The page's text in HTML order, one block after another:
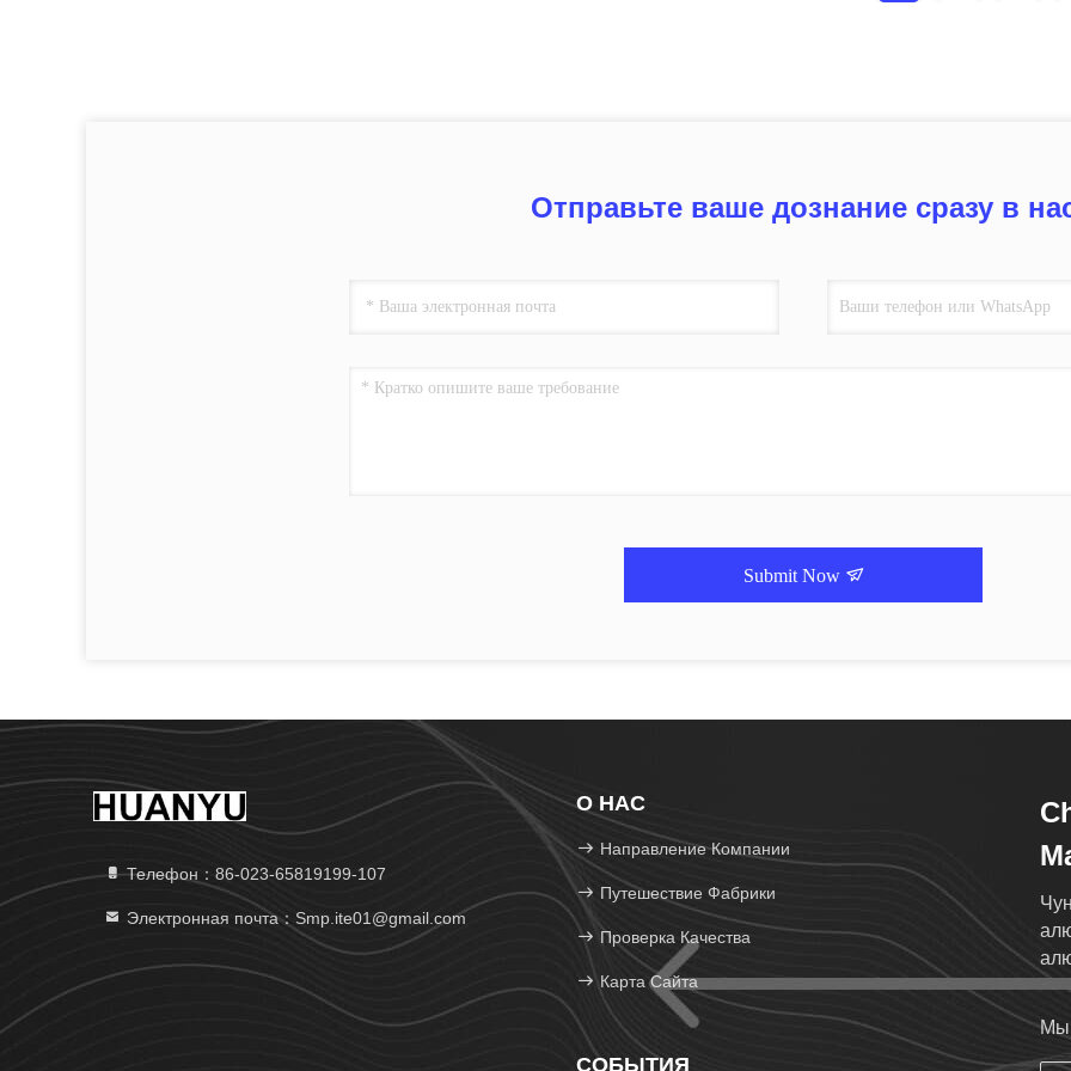
Отправьте ваше дознание сразу в
Submit Now
Телефон：86-023-65819199-107
Электронная почта：Smp.ite01@gmail.com
О НАС
Направление Компании
Путешествие Фабрики
Проверка Качества
Карта Сайта
СОБЫТИЯ
Мы